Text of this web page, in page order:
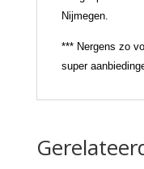
Nijmegen.
*** Nergens zo
super